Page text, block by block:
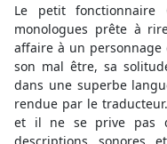
Le petit fonctionnaire
monologues prête à
affaire à un
son mal être, sa
dans une superbe
rendue par le
et il ne se prive pas